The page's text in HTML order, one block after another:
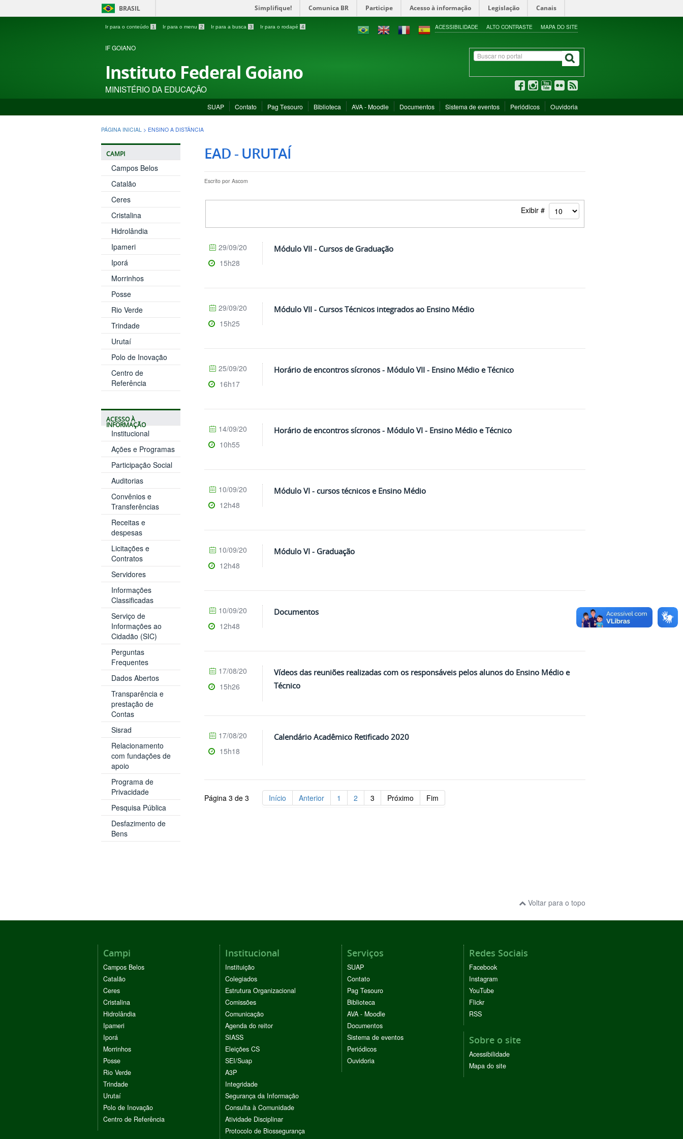
BRASIL Simplifique! Comunica BR Participe Acesso à informação Legislação Canais
Ir para o conteúdo 1 Ir para o menu 2 Ir para a busca 3 Ir para o rodapé 4 ACESSIBILIDADE ALTO CONTRASTE MAPA DO SITE
IF GOIANO
Instituto Federal Goiano
MINISTÉRIO DA EDUCAÇÃO
SUAP Contato Pag Tesouro Biblioteca AVA - Moodle Documentos Sistema de eventos Periódicos Ouvidoria
PÁGINA INICIAL > ENSINO A DISTÂNCIA
CAMPI
Campos Belos
Catalão
Ceres
Cristalina
Hidrolândia
Ipameri
Iporá
Morrinhos
Posse
Rio Verde
Trindade
Urutaí
Polo de Inovação
Centro de
Referência
ACESSO À
INFORMAÇÃO
Institucional
Ações e Programas
Participação Social
Auditorias
Convênios e
Transferências
Receitas e
despesas
Licitações e
Contratos
Servidores
Informações
Classificadas
Serviço de
Informações ao
Cidadão (SIC)
Perguntas
Frequentes
Dados Abertos
Transparência e
prestação de
Contas
Sisrad
Relacionamento
com fundações de
apoio
Programa de
Privacidade
Pesquisa Pública
Desfazimento de
Bens
EAD - URUTAÍ
Escrito por Ascom
Exibir #
Módulo VII - Cursos de Graduação
29/09/20
15h28
Módulo VII - Cursos Técnicos integrados ao Ensino Médio
29/09/20
15h25
Horário de encontros sícronos - Módulo VII - Ensino Médio e Técnico
25/09/20
16h17
Horário de encontros sícronos - Módulo VI - Ensino Médio e Técnico
14/09/20
10h55
Módulo VI - cursos técnicos e Ensino Médio
10/09/20
12h48
Módulo VI - Graduação
10/09/20
12h48
Documentos
10/09/20
12h48
Vídeos das reuniões realizadas com os responsáveis pelos alunos do Ensino Médio e
Técnico
17/08/20
15h26
Calendário Acadêmico Retificado 2020
17/08/20
15h18
Página 3 de 3 Início Anterior 1 2 3 Próximo Fim
Voltar para o topo
Campi
Campos Belos
Catalão
Ceres
Cristalina
Hidrolândia
Ipameri
Iporá
Morrinhos
Posse
Rio Verde
Trindade
Urutaí
Polo de Inovação
Centro de Referência
Institucional
Instituição
Colegiados
Estrutura Organizacional
Comissões
Comunicação
Agenda do reitor
SIASS
Eleições CS
SEI/Suap
A3P
Integridade
Segurança da Informação
Consulta à Comunidade
Atividade Disciplinar
Protocolo de Biossegurança
Serviços
SUAP
Contato
Pag Tesouro
Biblioteca
AVA - Moodle
Documentos
Sistema de eventos
Periódicos
Ouvidoria
Redes Sociais
Facebook
Instagram
YouTube
Flickr
RSS
Sobre o site
Acessibilidade
Mapa do site